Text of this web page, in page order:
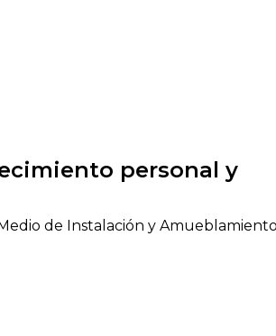
personal y
de Instalación y